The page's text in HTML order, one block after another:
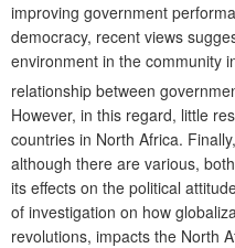
improving government
democracy, recent views
environment in the community
relationship between
However, in this regard, little
countries in North Africa.
although there are various,
its effects on the political
of investigation on how
revolutions, impacts the North